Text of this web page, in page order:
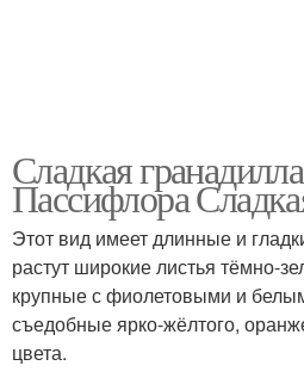
Сладкая
Пассифлора
Этот вид имеет длинные и
растут широкие листья тёмно-
крупные с фиолетовыми и
съедобные ярко-жёлтого,
цвета.